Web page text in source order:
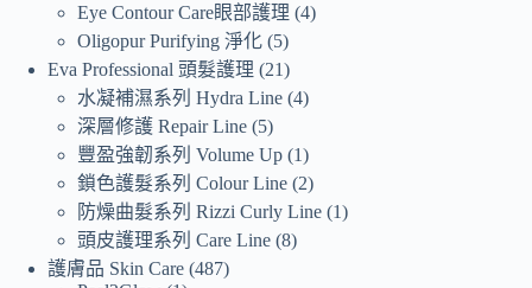
Eye Contour Care眼部護理 4
Oligopur Purifying 淨化 5
Eva Professional 頭髮護理
21
水凝補濕系列 Hydra Line 4
深層修護 Repair Line 5
豐盈強韌系列 Volume Up 1
鎖色護髮系列 Colour Line 2
防燥曲髮系列 Rizzi Curly Line 1
頭皮護理系列 Care Line 8
護膚品 Skin Care 487